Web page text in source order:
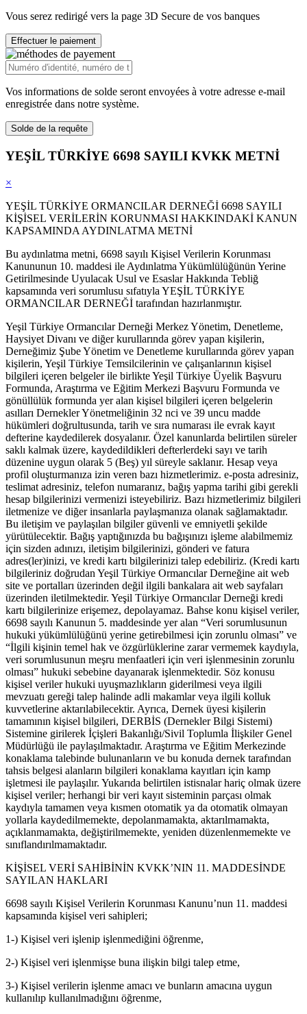
Vous serez redirigé vers la page 3D Secure de vos banques
Effectuer le paiement
Vos informations de solde seront envoyées à votre adresse e-mail
enregistrée dans notre système.
Solde de la requête
YEŞİL TÜRKİYE 6698 SAYILI KVKK METNİ
×
YEŞİL TÜRKİYE ORMANCILAR DERNEĞİ 6698 SAYILI
KİŞİSEL VERİLERİN KORUNMASI HAKKINDAKİ KANUN
KAPSAMINDA AYDINLATMA METNİ
Bu aydınlatma metni, 6698 sayılı Kişisel Verilerin Korunması
Kanununun 10. maddesi ile Aydınlatma Yükümlülüğünün Yerine
Getirilmesinde Uyulacak Usul ve Esaslar Hakkında Tebliğ
kapsamında veri sorumlusu sıfatıyla YEŞİL TÜRKİYE
ORMANCILAR DERNEĞİ tarafından hazırlanmıştır.
Yeşil Türkiye Ormancılar Derneği Merkez Yönetim, Denetleme,
Haysiyet Divanı ve diğer kurullarında görev yapan kişilerin,
Derneğimiz Şube Yönetim ve Denetleme kurullarında görev yapan
kişilerin, Yeşil Türkiye Temsilcilerinin ve çalışanlarının kişisel
bilgileri içeren belgeler ile birlikte Yeşil Türkiye Üyelik Başvuru
Formunda, Araştırma ve Eğitim Merkezi Başvuru Formunda ve
gönüllülük formunda yer alan kişisel bilgileri içeren belgelerin
asılları Dernekler Yönetmeliğinin 32 nci ve 39 uncu madde
hükümleri doğrultusunda, tarih ve sıra numarası ile evrak kayıt
defterine kaydedilerek dosyalanır. Özel kanunlarda belirtilen süreler
saklı kalmak üzere, kaydedildikleri defterlerdeki sayı ve tarih
düzenine uygun olarak 5 (Beş) yıl süreyle saklanır. Hesap veya
profil oluşturmanıza izin veren bazı hizmetlerimiz. e-posta adresiniz,
teslimat adresiniz, telefon numaranız, bağış yapma tarihi gibi gerekli
hesap bilgilerinizi vermenizi isteyebiliriz. Bazı hizmetlerimiz bilgileri
iletmenize ve diğer insanlarla paylaşmanıza olanak sağlamaktadır.
Bu iletişim ve paylaşılan bilgiler güvenli ve emniyetli şekilde
yürütülecektir. Bağış yaptığınızda bu bağışınızı işleme alabilmemiz
için sizden adınızı, iletişim bilgilerinizi, gönderi ve fatura
adres(ler)inizi, ve kredi kartı bilgilerinizi talep edebiliriz. (Kredi kartı
bilgileriniz doğrudan Yeşil Türkiye Ormancılar Derneğine ait web
site ve portalları üzerinden değil ilgili bankalara ait web sayfaları
üzerinden iletilmektedir. Yeşil Türkiye Ormancılar Derneği kredi
kartı bilgilerinize erişemez, depolayamaz. Bahse konu kişisel veriler,
6698 sayılı Kanunun 5. maddesinde yer alan “Veri sorumlusunun
hukuki yükümlülüğünü yerine getirebilmesi için zorunlu olması” ve
“İlgili kişinin temel hak ve özgürlüklerine zarar vermemek kaydıyla,
veri sorumlusunun meşru menfaatleri için veri işlenmesinin zorunlu
olması” hukuki sebebine dayanarak işlenmektedir. Söz konusu
kişisel veriler hukuki uyuşmazlıkların giderilmesi veya ilgili
mevzuatı gereği talep halinde adli makamlar veya ilgili kolluk
kuvvetlerine aktarılabilecektir. Ayrıca, Dernek üyesi kişilerin
tamamının kişisel bilgileri, DERBİS (Dernekler Bilgi Sistemi)
Sistemine girilerek İçişleri Bakanlığı/Sivil Toplumla İlişkiler Genel
Müdürlüğü ile paylaşılmaktadır. Araştırma ve Eğitim Merkezinde
konaklama talebinde bulunanların ve bu konuda dernek tarafından
tahsis belgesi alanların bilgileri konaklama kayıtları için kamp
işletmesi ile paylaşılır. Yukarıda belirtilen istisnalar hariç olmak üzere
kişisel veriler; herhangi bir veri kayıt sisteminin parçası olmak
kaydıyla tamamen veya kısmen otomatik ya da otomatik olmayan
yollarla kaydedilmemekte, depolanmamakta, aktarılmamakta,
açıklanmamakta, değiştirilmemekte, yeniden düzenlenmemekte ve
sınıflandırılmamaktadır.
KİŞİSEL VERİ SAHİBİNİN KVKK’NIN 11. MADDESİNDE
SAYILAN HAKLARI
6698 sayılı Kişisel Verilerin Korunması Kanunu’nun 11. maddesi
kapsamında kişisel veri sahipleri;
1-) Kişisel veri işlenip işlenmediğini öğrenme,
2-) Kişisel veri işlenmişse buna ilişkin bilgi talep etme,
3-) Kişisel verilerin işlenme amacı ve bunların amacına uygun
kullanılıp kullanılmadığını öğrenme,